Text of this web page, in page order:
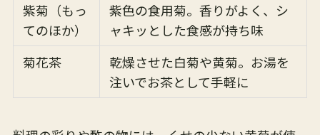
紫菊（もっ
てのほか）
紫色の食用菊。香りがよく、シ
ャキッとした食感が持ち味
菊花茶
乾燥させた白菊や黄菊。お湯を
注いでお茶として手軽に